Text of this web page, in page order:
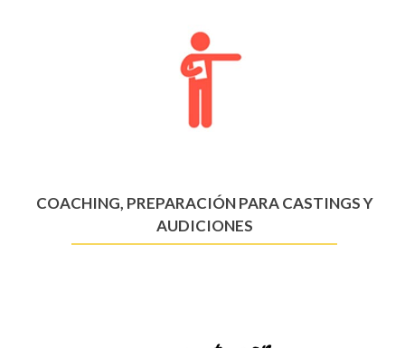
COACHING, PREPARACIÓN PARA CASTINGS Y
AUDICIONES